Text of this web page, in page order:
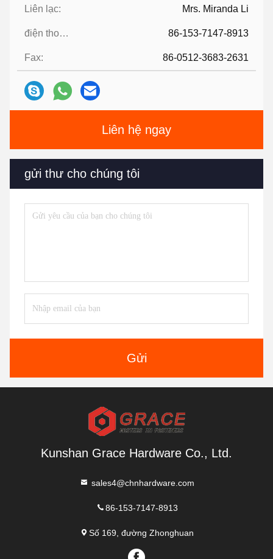
Liên lạc: Mrs. Miranda Li
điện thoại: 86-153-7147-8913
Fax: 86-0512-3683-2631
Liên hệ ngay
gửi thư cho chúng tôi
Gửi
Kunshan Grace Hardware Co., Ltd.
sales4@chnhardware.com
86-153-7147-8913
Số 169, đường Zhonghuan